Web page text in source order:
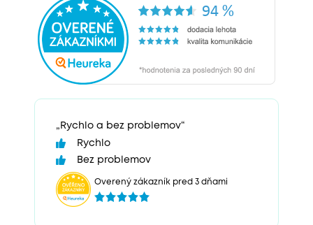
„Rychlo a bez problemov“
Rychlo
Bez problemov
Overený zákazník pred 3 dňami